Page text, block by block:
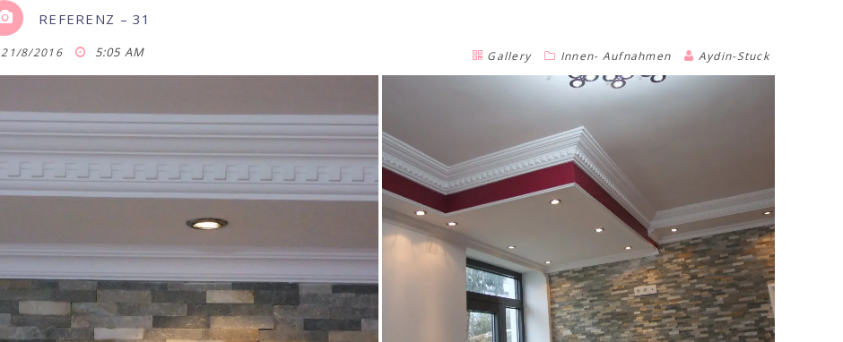
REFERENZ – 31
21/8/2016 5:05 AM Gallery Innen- Aufnahmen Aydin-Stuck